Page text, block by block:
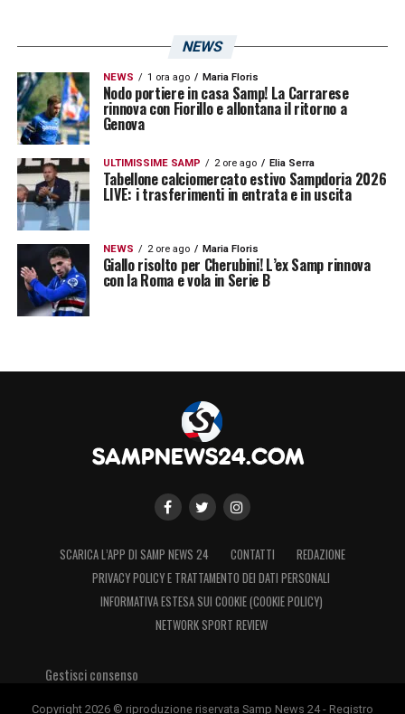
NEWS
NEWS 1 ora ago Maria Floris
Nodo portiere in casa Samp! La Carrarese
rinnova con Fiorillo e allontana il ritorno a
Genova
ULTIMISSIME SAMP 2 ore ago Elia Serra
Tabellone calciomercato estivo Sampdoria 2026
LIVE: i trasferimenti in entrata e in uscita
NEWS 2 ore ago Maria Floris
Giallo risolto per Cherubini! L’ex Samp rinnova
con la Roma e vola in Serie B
SCARICA L’APP DI SAMP NEWS 24 CONTATTI
REDAZIONE
PRIVACY POLICY E TRATTAMENTO DEI DATI PERSONALI
INFORMATIVA ESTESA SUI COOKIE (COOKIE POLICY)
NETWORK SPORT REVIEW
Gestisci consenso
Copyright 2026 © riproduzione riservata Samp News 24 - Registro